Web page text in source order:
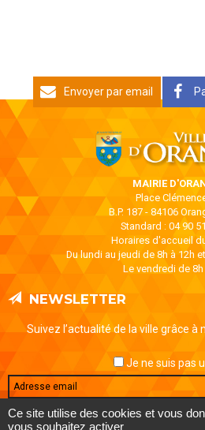
Envoyer par email
MAIRIE
Place
B.P. 187 - 84106
Standard : 04 90
Horaires d'accueil
Du lundi au jeudi de 8h à 12h
Le vendredi de 8h
NEWSLETTER
Suivez l’actualité de la ville grâce
Je ne suis pas
Email
Ce site utilise des cookies et vous
vous souhaitez activer